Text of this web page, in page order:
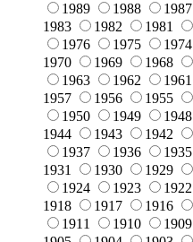
1989
1988 1987
1983
1982 1981
1976
1975 1974
1970
1969 1968
1963
1962 1961
1957
1956 1955
1950
1949 1948
1944
1943 1942
1937
1936 1935
1931
1930 1929
1924
1923 1922
1918
1917 1916
1911
1910 1909